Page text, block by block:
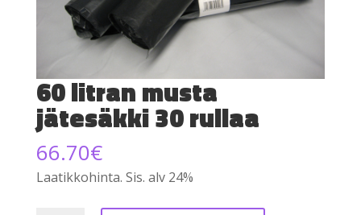
60 litran musta
jätesäkki 30 rullaa
66.70€
Laatikkohinta. Sis. alv 24%